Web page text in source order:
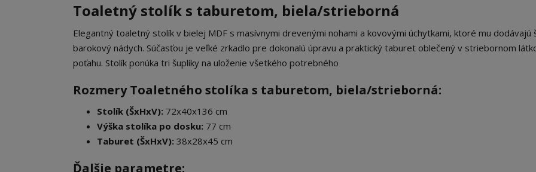
Toaletný stolík s taburetom, biela/strieborná
Elegantný toaletný stolík v bielej MDF s masívnymi drevenými nohami a kovovými úchytkami, ktoré mu dodávajú
barokový nádych. Súčasťou je veľké zrkadlo pre dokonalú úpravu a praktický taburet oblečený v striebornom
poťahu. Stolík ponúka tri šuplíky na uloženie všetkého potrebného
Rozmery Toaletného stolíka s taburetom, biela/strieborná:
Stolík (ŠxHxV): 72x40x136 cm
Výška stolíka po dosku: 77 cm
Taburet (ŠxHxV): 38x28x45 cm
Ďalšie parametre: